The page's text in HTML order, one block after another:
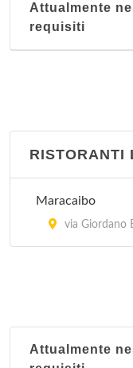
Attualmente
requisiti
RISTORANTI
Maracaibo
via Giordano
Attualmente